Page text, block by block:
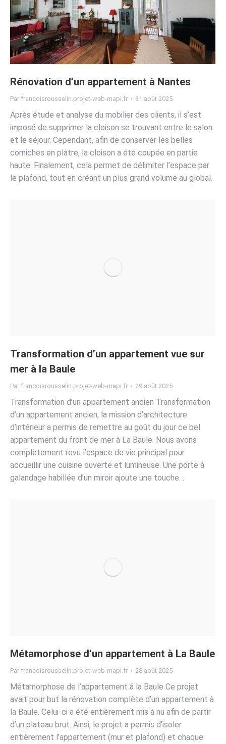
Rénovation d’un appartement à Nantes
Par francoisrousselin.projet-web-mapi.fr 31 août 2025
Après étude et analyse du mobilier des clients, il s’est
imposé de supprimer la cloison se trouvant entre le salon
et le séjour. Cependant, afin de conserver les belles
corniches en plâtre, la cloison a été coupée en partie
haute. Finalement, cela permet de délimiter l’espace par
le plafond, tout en créant un plus grand volume au global.
Transformation d’un appartement vue sur
mer à la Baule
Par francoisrousselin.projet-web-mapi.fr 29 août 2025
Transformation d’un appartement ancien Transformation
d’un appartement ancien, la mission d’architecture
d’intérieur a permis de remettre au goût du jour ce bel
appartement du front de mer à La Baule. Nous avons
complètement revu l’espace de vie principal pour
accueillir une cuisine ouverte et lumineuse. Une porte à
galandage habillée d’un miroir ajoute une touche…
Métamorphose d’un appartement à La Baule
Par francoisrousselin.projet-web-mapi.fr 28 août 2025
Métamorphose de l’appartement à la Baule Ce projet
avait pour but la rénovation complète d’un appartement à
la Baule. Celui-ci a été entièrement mis à nu afin de partir
d’un plateau brut. Ainsi, le projet a permis d’isoler
entièrement l’appartement (mur et plafond) et chaque